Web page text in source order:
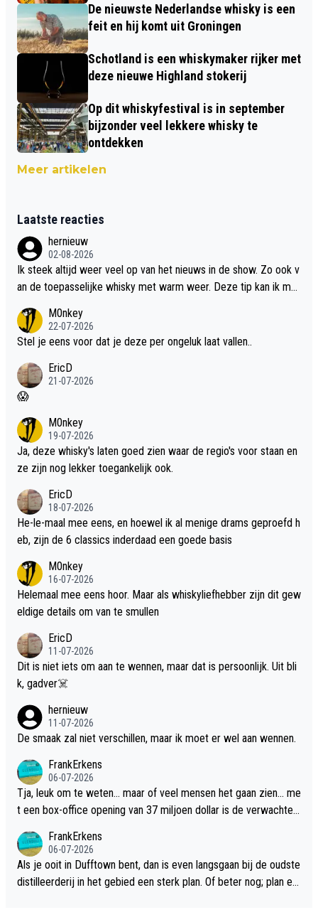
De nieuwste Nederlandse whisky is een
feit en hij komt uit Groningen
Schotland is een whiskymaker rijker met
deze nieuwe Highland stokerij
Op dit whiskyfestival is in september
bijzonder veel lekkere whisky te
ontdekken
Meer artikelen
Laatste reacties
hernieuw
02-08-2026
Ik steek altijd weer veel op van het nieuws in de show. Zo ook v
an de toepasselijke whisky met warm weer. Deze tip kan ik met
M0nkey
22-07-2026
Stel je eens voor dat je deze per ongeluk laat vallen..
EricD
21-07-2026
😱
M0nkey
19-07-2026
Ja, deze whisky's laten goed zien waar de regio's voor staan en
ze zijn nog lekker toegankelijk ook.
EricD
18-07-2026
He-le-maal mee eens, en hoewel ik al menige drams geproefd h
eb, zijn de 6 classics inderdaad een goede basis
M0nkey
16-07-2026
Helemaal mee eens hoor. Maar als whiskyliefhebber zijn dit gew
eldige details om van te smullen
EricD
11-07-2026
Dit is niet iets om aan te wennen, maar dat is persoonlijk. Uit bli
k, gadver☠️
hernieuw
11-07-2026
De smaak zal niet verschillen, maar ik moet er wel aan wennen.
FrankErkens
06-07-2026
Tja, leuk om te weten... maar of veel mensen het gaan zien... me
t een box-office opening van 37 miljoen dollar is de verwachte
FrankErkens
06-07-2026
Als je ooit in Dufftown bent, dan is even langsgaan bij de oudste
distilleerderij in het gebied een sterk plan. Of beter nog; plan ee